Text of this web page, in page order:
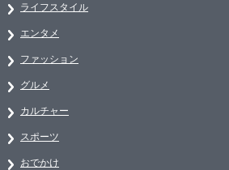
ライフスタイル
エンタメ
ファッション
グルメ
カルチャー
スポーツ
おでかけ